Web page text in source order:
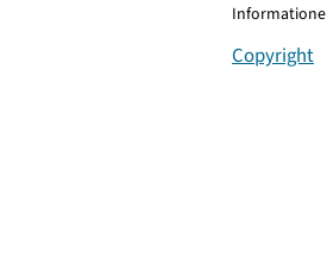
Copyright